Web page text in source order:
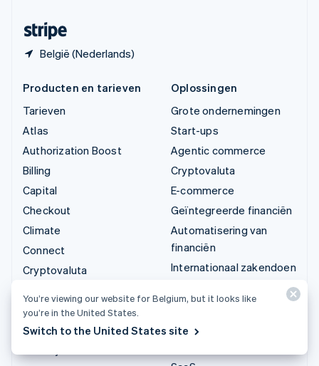
België (Nederlands)
Producten en tarieven
Tarieven
Atlas
Authorization Boost
Billing
Capital
Checkout
Climate
Connect
Cryptovaluta
Elements
Financial Connections
Oplossingen
Grote ondernemingen
Start-ups
Agentic commerce
Cryptovaluta
E-commerce
Geïntegreerde financiën
Automatisering van
financiën
Internationaal zakendoen
Marktplaatsen
Geldbeheer
You’re viewing our website for Belgium, but it looks like
you’re in the United States.
Switch to the United States site